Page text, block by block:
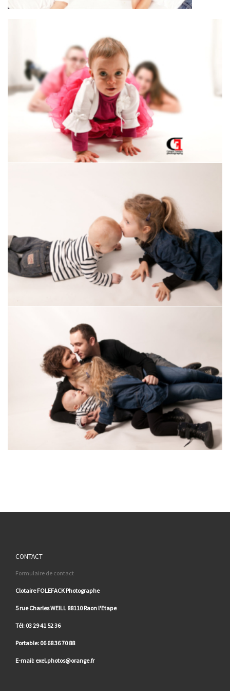
CONTACT
Formulaire de contact
Clotaire FOLEFACK Photographe
5 rue Charles WEILL 88110 Raon l'Etape
Tél: 03 29 41 52 36
Portable: 06 68 36 70 88
E-mail: exel.photos@orange.fr